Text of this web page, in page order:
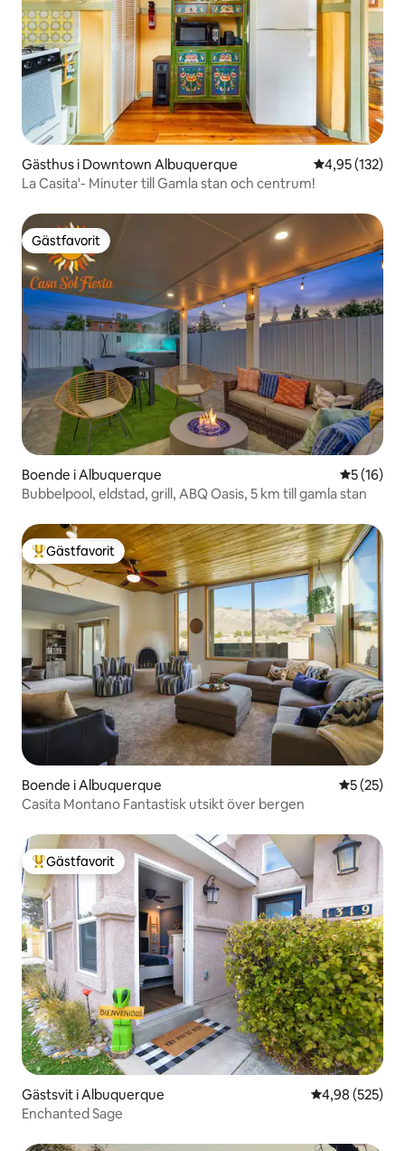
Gästhus i Downtown Albuquerque 4,95 av 5 i
4,95 (132)
La Casita'- Minuter till Gamla stan och centrum!
Gästfavorit
Gästfavorit
Boende i Albuquerque 5 av 5 i
5 (16)
Bubbelpool, eldstad, grill, ABQ Oasis, 5 km till gamla stan
Populär gästfavorit
Gästfavorit
Boende i Albuquerque 5 av 5 i
5 (25)
Casita Montano Fantastisk utsikt över bergen
Populär gästfavorit
Gästfavorit
Gästsvit i Albuquerque 4,98 av 5 i
4,98 (525)
Enchanted Sage